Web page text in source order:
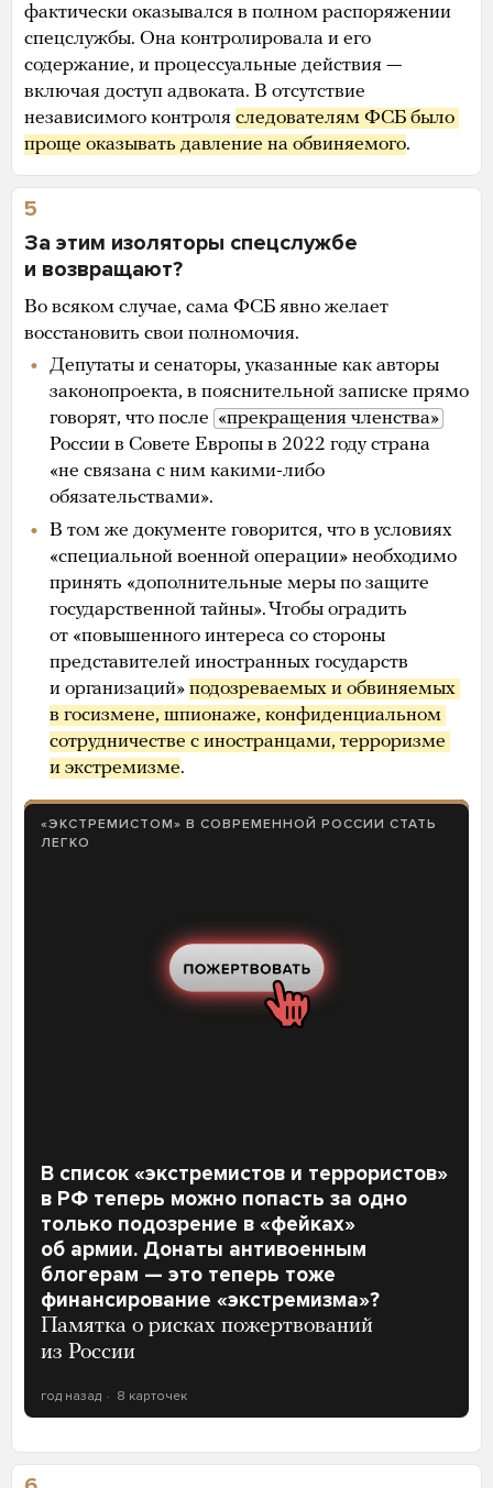
фактически оказывался в полном распоряжении
спецслужбы. Она контролировала и его
содержание, и процессуальные действия —
включая доступ адвоката. В отсутствие
независимого контроля следователям ФСБ было
проще оказывать давление на обвиняемого.
5
За этим изоляторы спецслужбе
и возвращают?
Во всяком случае, сама ФСБ явно желает
восстановить свои полномочия.
Депутаты и сенаторы, указанные как авторы
законопроекта, в пояснительной записке прямо
говорят, что после «прекращения членства»
России в Совете Европы в 2022 году страна
«не связана с ним какими-либо
обязательствами».
В том же документе говорится, что в условиях
«специальной военной операции» необходимо
принять «дополнительные меры по защите
государственной тайны». Чтобы оградить
от «повышенного интереса со стороны
представителей иностранных государств
и организаций» подозреваемых и обвиняемых
в госизмене, шпионаже, конфиденциальном
сотрудничестве с иностранцами, терроризме
и экстремизме.
«ЭКСТРЕМИСТОМ» В СОВРЕМЕННОЙ РОССИИ СТАТЬ
ЛЕГКО
В список «экстремистов и террористов»
в РФ теперь можно попасть за одно
только подозрение в «фейках»
об армии. Донаты антивоенным
блогерам — это теперь тоже
финансирование «экстремизма»?
Памятка о рисках пожертвований
из России
год назад 8 карточек